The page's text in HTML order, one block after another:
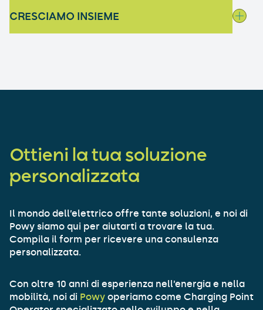
CRESCIAMO INSIEME
Ottieni la tua soluzione
personalizzata
Il mondo dell’elettrico offre tante soluzioni, e noi di
Powy siamo qui per aiutarti a trovare la tua.
Compila il form per ricevere una consulenza
personalizzata.
Con oltre 10 anni di esperienza nell’energia e nella
mobilità, noi di Powy operiamo come Charging Point